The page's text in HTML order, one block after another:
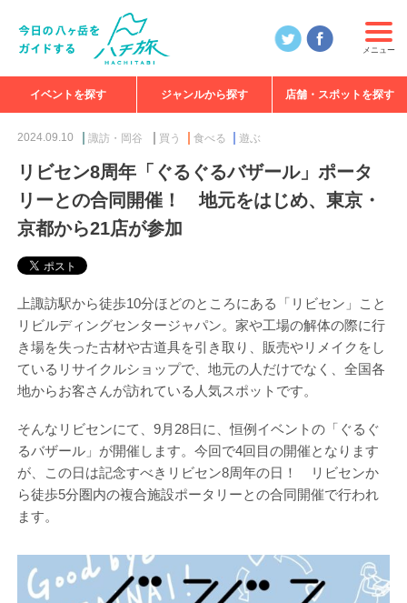
メニュー
イベントを探す ジャンルから探す 店舗・スポットを探す
2024.09.10 諏訪・岡谷 買う 食べる 遊ぶ
リビセン8周年「ぐるぐるバザール」ポータ
リーとの合同開催！ 地元をはじめ、東京・
京都から21店が参加
上諏訪駅から徒歩10分ほどのところにある「リビセン」こと
リビルディングセンタージャパン。家や工場の解体の際に行
き場を失った古材や古道具を引き取り、販売やリメイクをし
ているリサイクルショップで、地元の人だけでなく、全国各
地からお客さんが訪れている人気スポットです。
そんなリビセンにて、9月28日に、恒例イベントの「ぐるぐ
るバザール」が開催します。今回で4回目の開催となります
が、この日は記念すべきリビセン8周年の日！ リビセンか
ら徒歩5分圏内の複合施設ポータリーとの合同開催で行われ
ます。